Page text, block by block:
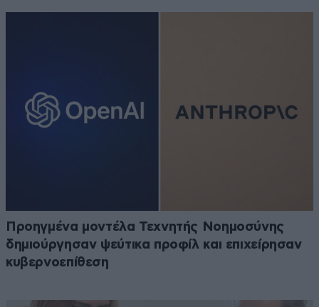
Προηγμένα μοντέλα Τεχνητής Νοημοσύνης
δημιούργησαν ψεύτικα προφίλ και επιχείρησαν
κυβερνοεπίθεση